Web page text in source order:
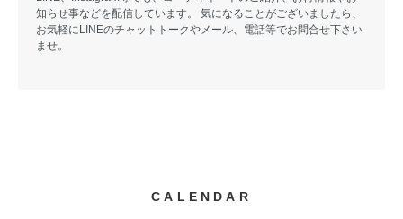
知らせ事などを配信しています。 気になることがございましたら、
お気軽にLINEのチャットトークやメール、電話等でお問合せ下さい
ませ。
CALENDAR